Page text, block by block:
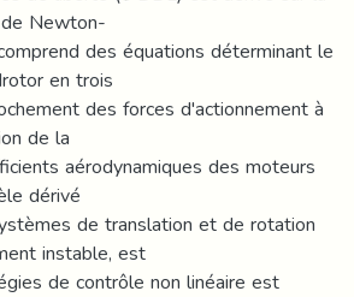
Newton-
des équations déterminant le
en trois
des forces d'actionnement à
de la
aérodynamiques des moteurs
dérivé
de translation et de rotation
instable, est
de contrôle non linéaire est